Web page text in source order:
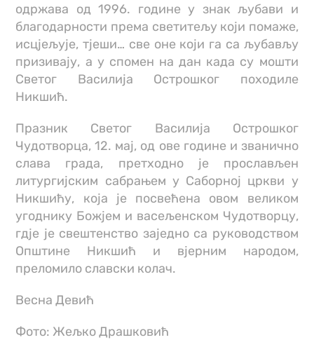
одржава од 1996. године у знак љубави и
благодарности према светитељу који помаже,
исцјељује, тјеши… све оне који га са љубављу
призивају, а у спомен на дан када су мошти
Светог Василија Острошког походиле
Никшић.
Празник Светог Василија Острошког
Чудотворца, 12. мај, од ове године и званично
слава града, претходно је прослављен
литургијским сабрањем у Саборној цркви у
Никшићу, која је посвећена овом великом
угоднику Божјем и васељенском Чудотворцу,
гдје је свештенство заједно са руководством
Општине Никшић и вјерним народом,
преломило славски колач.
Весна Девић
Фото: Жељко Драшковић